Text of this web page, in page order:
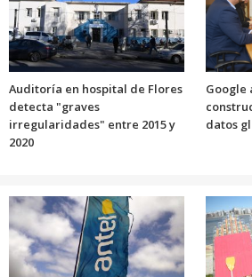
Auditoría en hospital de Flores
detecta "graves
irregularidades" entre 2015 y
2020
Google
datos